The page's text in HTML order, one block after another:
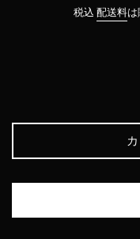
税込 配送料は